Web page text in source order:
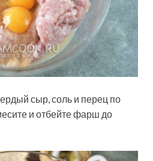
сыр, соль и перец по
и отбейте фарш до